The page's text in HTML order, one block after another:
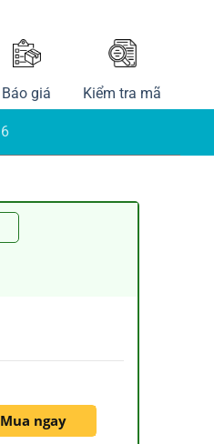
Báo giá Kiểm tra mã
Mua ngay